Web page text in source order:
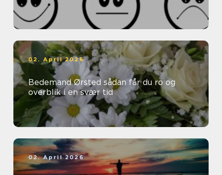
02. April 2026
Bedemand Ørsted sådan får du ro og
overblik i en svær tid
02. April 2026